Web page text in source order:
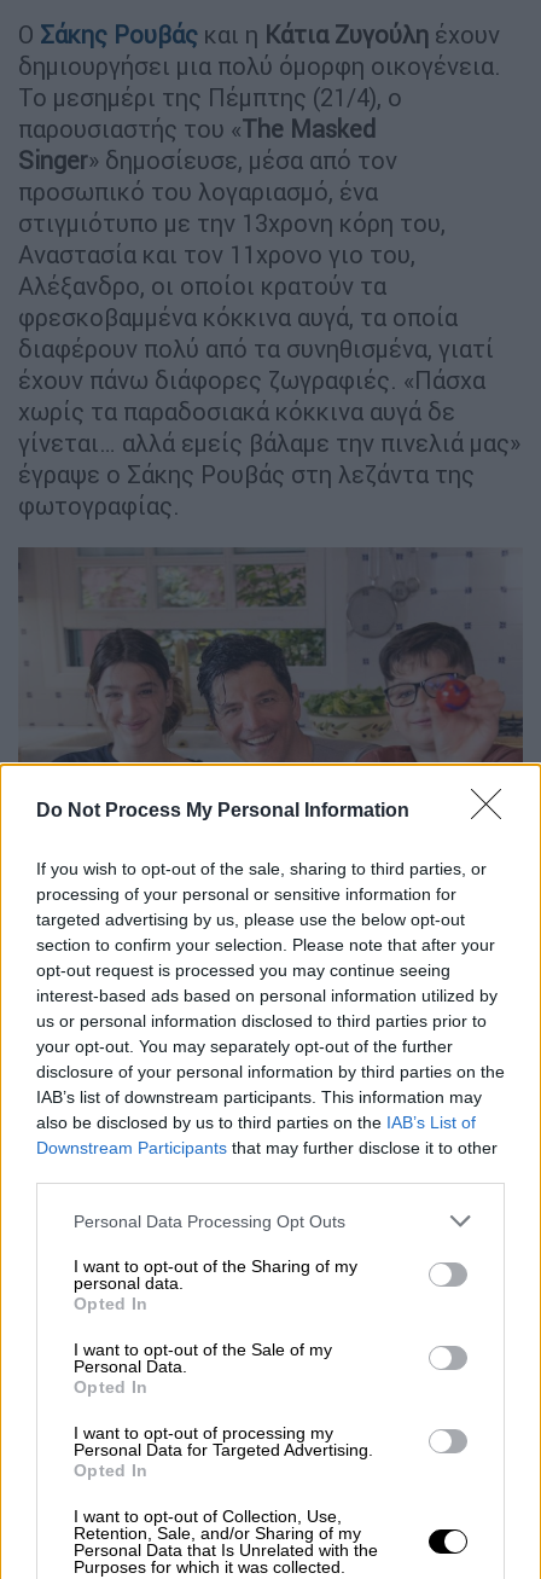
Do Not Process My Personal Information
If you wish to opt-out of the sale, sharing to third parties, or
processing of your personal or sensitive information for
targeted advertising by us, please use the below opt-out
section to confirm your selection. Please note that after your
opt-out request is processed you may continue seeing
interest-based ads based on personal information utilized by
us or personal information disclosed to third parties prior to
your opt-out. You may separately opt-out of the further
disclosure of your personal information by third parties on the
IAB’s list of downstream participants. This information may
also be disclosed by us to third parties on the IAB’s List of
Downstream Participants that may further disclose it to other
Please note that this website/app uses one or more Google
not limited to your visit or usage behaviour. You may click to
grant or deny consent to Google and its third-party tags to
use your data for below specified purposes in below Google
consent section.
Personal Data Processing Opt Outs
I want to opt-out of the Sharing of my
personal data.
Opted In
I want to opt-out of the Sale of my
Personal Data.
Opted In
I want to opt-out of processing my
Personal Data for Targeted Advertising.
Opted In
I want to opt-out of Collection, Use,
Retention, Sale, and/or Sharing of my
Personal Data that Is Unrelated with the
Purposes for which it was collected.
Ο Σάκης Ρουβάς και η Κάτια Ζυγούλη έχουν
δημιουργήσει μια πολύ όμορφη οικογένεια.
Το μεσημέρι της Πέμπτης (21/4), ο
παρουσιαστής του «The Masked
Singer» δημοσίευσε, μέσα από τον
προσωπικό του λογαριασμό, ένα
στιγμιότυπο με την 13χρονη κόρη του,
Αναστασία και τον 11χρονο γιο του,
Αλέξανδρο, οι οποίοι κρατούν τα
φρεσκοβαμμένα κόκκινα αυγά, τα οποία
διαφέρουν πολύ από τα συνηθισμένα, γιατί
έχουν πάνω διάφορες ζωγραφιές. «Πάσχα
χωρίς τα παραδοσιακά κόκκινα αυγά δε
γίνεται… αλλά εμείς βάλαμε την πινελιά μας»
έγραψε ο Σάκης Ρουβάς στη λεζάντα της
φωτογραφίας.
Κατερίνα Καραβάτου: Το πρώτο
Πάσχα χωρίς τη μητέρα της
Πιστή στα έθιμα και τις παραδόσεις των
ημερών, η
Κατερίνα Καραβάτου
έβαψε τα
κόρη της, Αέλια και τον γιο της, Αρίωνα.
«Αφιερωμένα στη γιαγιά μας που για πρώτη
φορά δεν είναι εδώ μαζί μας για να βάψουμε
τα αυγά μας, σύμφωνα με τις συμβουλές της.
Όμως ήταν σα να είναι εδώ και αυτό ήταν
κάτι που νιώσαμε όλοι μας, μικροί και
μεγάλοι! Η Αέλια και ο Αρίωνας ήταν οι πιο
Ανάσταση σ όλους! Εύχομαι όπως την
ονειρεύεστε!» έγραψε συγκινημένη η